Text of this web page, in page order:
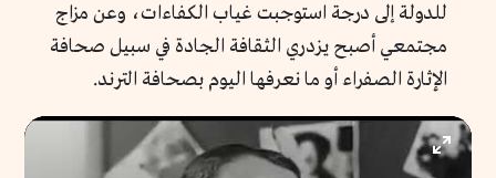
للدولة إلى درجة استوجبت غياب الكفاءات، وعن مزاج
مجتمعي أصبح يزدري الثقافة الجادة في سبيل صحافة
الإثارة الصفراء أو ما نعرفها اليوم بصحافة الترند.